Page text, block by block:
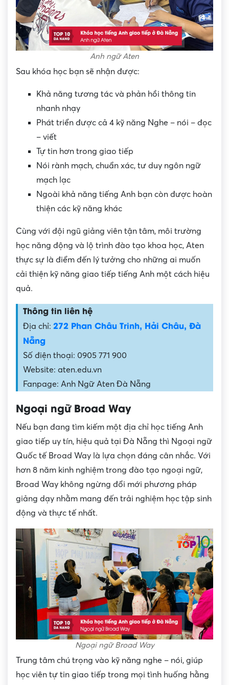
Anh ngữ Aten
Sau khóa học bạn sẽ nhận được:
Khả năng tương tác và phản hồi thông tin
nhanh nhạy
Phát triển được cả 4 kỹ năng Nghe – nói – đọc
– viết
Tự tin hơn trong giao tiếp
Nói rành mạch, chuẩn xác, tư duy ngôn ngữ
mạch lạc
Ngoài khả năng tiếng Anh bạn còn được hoàn
thiện các kỹ năng khác
Cùng với đội ngũ giảng viên tận tâm, môi trường
học năng động và lộ trình đào tạo khoa học, Aten
thực sự là điểm đến lý tưởng cho những ai muốn
cải thiện kỹ năng giao tiếp tiếng Anh một cách hiệu
quả.
Thông tin liên hệ
Địa chỉ: 272 Phan Châu Trinh, Hải Châu, Đà
Nẵng
Số điện thoại: 0905 771 900
Website: aten.edu.vn
Fanpage: Anh Ngữ Aten Đà Nẵng
Ngoại ngữ Broad Way
Nếu bạn đang tìm kiếm một địa chỉ học tiếng Anh
giao tiếp uy tín, hiệu quả tại Đà Nẵng thì Ngoại ngữ
Quốc tế Broad Way là lựa chọn đáng cân nhắc. Với
hơn 8 năm kinh nghiệm trong đào tạo ngoại ngữ,
Broad Way không ngừng đổi mới phương pháp
giảng dạy nhằm mang đến trải nghiệm học tập sinh
động và thực tế nhất.
Ngoại ngữ Broad Way
Trung tâm chú trọng vào kỹ năng nghe – nói, giúp
học viên tự tin giao tiếp trong mọi tình huống hằng